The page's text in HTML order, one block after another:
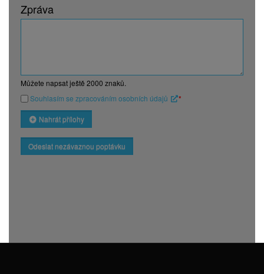
Zpráva
Můžete napsat ještě 2000 znaků.
Souhlasím se zpracováním osobních údajů
*
Nahrát přílohy
Odeslat nezávaznou poptávku